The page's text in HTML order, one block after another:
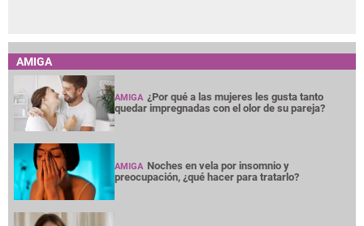
AMIGA
AMIGA ¿Por qué a las mujeres les gusta tanto
quedar impregnadas con el olor de su pareja?
AMIGA Noches en vela por insomnio y
preocupación, ¿qué hacer para tratarlo?